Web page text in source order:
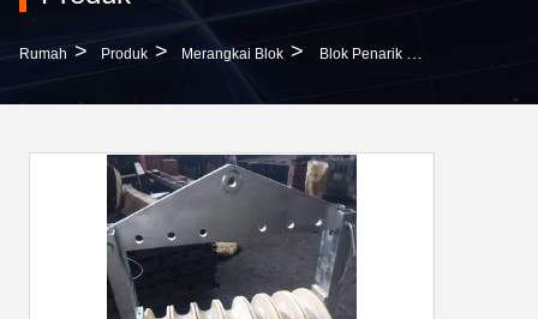
Rumah > Produk > Merangkai Blok > Blok Penarik Seri 660